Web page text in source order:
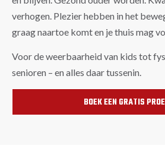
verhogen. Plezier hebben in het
graag naartoe komt en je thuis mag
Voor de weerbaarheid van kids tot
senioren – en alles daar tussenin.
BOEK EEN GRATIS